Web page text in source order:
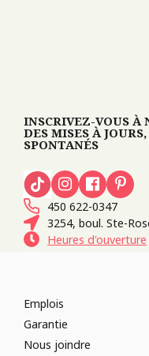
INSCRIVEZ-VOUS À
DES MISES À
SPONTANÉS
450 622-0347
3254, boul. Ste-
Heures d'ouverture
Emplois
Garantie
Nous joindre